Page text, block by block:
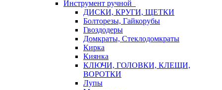
Инструмент ручной
ДИСКИ, КРУГИ, ЩЕТКИ
Болторезы, Гайкорубы
Гвоздодеры
Домкраты, Стеклодомкраты
Кирка
Киянка
КЛЮЧИ, ГОЛОВКИ, КЛЕЩИ,
ВОРОТКИ
Лупы